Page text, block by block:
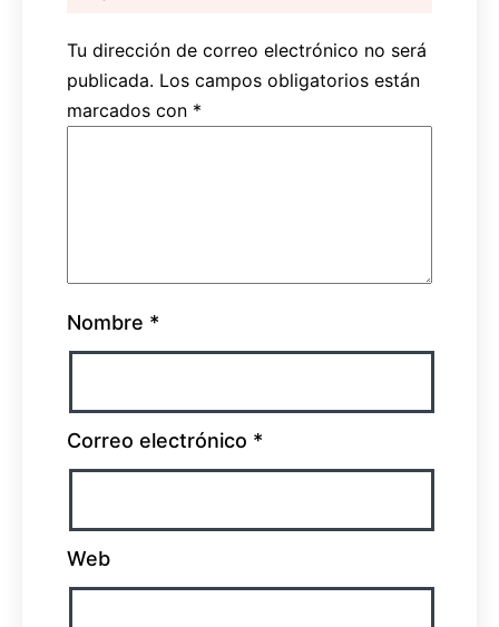
Tu dirección de correo electrónico no será
publicada. Los campos obligatorios están
marcados con *
Nombre *
Correo electrónico *
Web